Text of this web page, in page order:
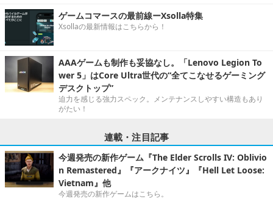
ゲームコマースの最前線ーXsolla特集
Xsollaの最新情報はこちらから！
AAAゲームも制作も妥協なし。「Lenovo Legion To
wer 5」はCore Ultra世代の“全てこなせるゲーミング
デスクトップ”
迫力を感じる強力スペック。メンテナンスしやすい構造もあり
がたい！
連載・注目記事
今週発売の新作ゲーム『The Elder Scrolls IV: Oblivio
n Remastered』『アークナイツ』『Hell Let Loose:
Vietnam』他
今週発売の新作ゲームはこちら。